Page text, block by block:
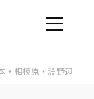
・相模原・淵野辺